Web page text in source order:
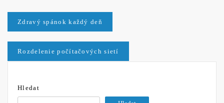
Navigace
pro
Zdravý spánok každý deň
Rozdelenie počítačových sietí
Hledat